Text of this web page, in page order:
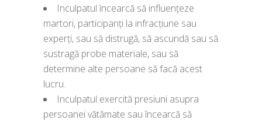
Inculpatul încearcă să influențeze
martori, participanți la infracțiune sau
experți, sau să distrugă, să ascundă sau să
sustragă probe materiale, sau să
determine alte persoane să facă acest
lucru.
Inculpatul exercită presiuni asupra
persoanei vătămate sau încearcă să